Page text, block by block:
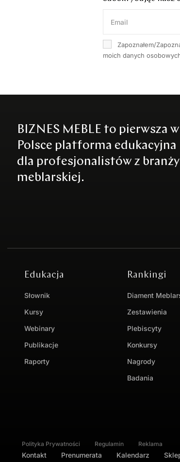
Zapoznałem/
moich danych
BIZNES MEBLE to pierwsza w
Polsce platforma edukacyjna
dla profesjonalistów z branży
meblarskiej.
Edukacja
Słownik
Kursy
Webinary
Publikacje
Raporty
Rankingi
Diament
Zestawienia
Plebiscyty
Konkursy
Nagrody
Badania
Polityka Prywatności Regulamin Reklama
Kontakt Prenumerata Kalendarz